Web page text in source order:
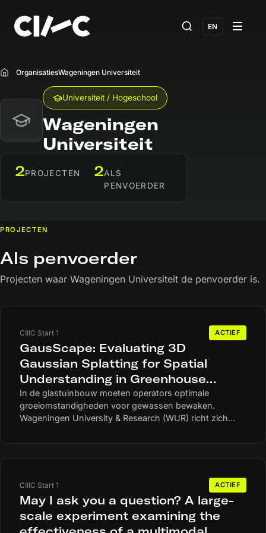
EN
Home
OrganisatiesWageningen Universiteit
Universiteit / Hogeschool
Wageningen
Universiteit
2PROJECTEN 2ALS
PENVOERDER
PROJECTEN
Als penvoerder
Projecten waar Wageningen Universiteit de penvoerder is.
CIIIC Start 1 ACTIEF
GausScape: Evaluating 3D
Gaussian Splatting for Spatial
Understanding in Greenhouse
Environments
In de glastuinbouw moeten operators optimale
groeiomstandigheden voor gewassen bewaken.
Wageningen University & Research (WUR) richt zich
gewenste en ongewenste effecten heeft een specifieke
tegenstelling tot de huidige techniek? Bovendien zijn de
inzichten uit dit onderzoek mogelijk relevant voor
andere sectoren.
CIIIC Start 1 ACTIEF
May I ask you a question? A large-
scale experiment examining the